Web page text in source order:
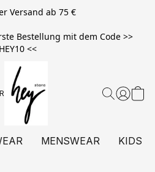
Versand ab 75 €
Bestellung mit dem Code >>
HEY10 <<
MENSWEAR KIDS